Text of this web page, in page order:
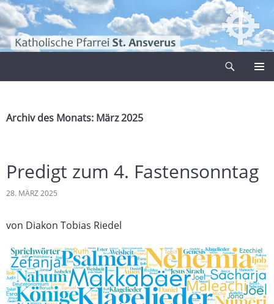
Zum
Inhalt
springen
Archiv des Monats: März 2025
Predigt zum 4. Fastensonntag
28. MÄRZ 2025
von Diakon Tobias Riedel